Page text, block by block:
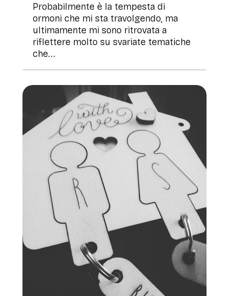
Probabilmente è la tempesta di
ormoni che mi sta travolgendo, ma
ultimamente mi sono ritrovata a
riflettere molto su svariate tematiche
che...